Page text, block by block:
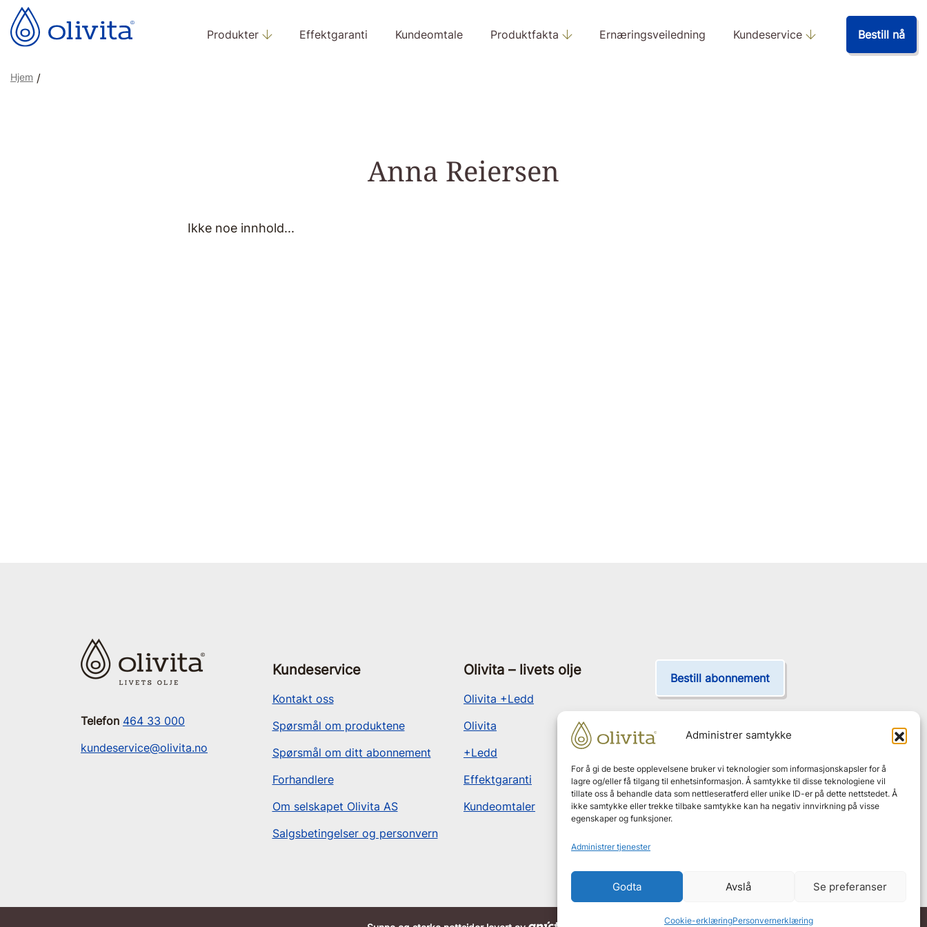
Administrer samtykke
For å gi de beste opplevelsene bruker vi teknologier som informasjonskapsler for å
lagre og/eller få tilgang til enhetsinformasjon. Å samtykke til disse teknologiene vil
tillate oss å behandle data som nettleseratferd eller unike ID-er på dette nettstedet. Å
ikke samtykke eller trekke tilbake samtykke kan ha negativ innvirkning på visse
egenskaper og funksjoner.
Administrer tjenester
Godta Avslå Se preferanser
Cookie-erklæringPersonvernerklæring
Produkter Effektgaranti Kundeomtale Produktfakta Ernæringsveiledning Kundeservice Bestill nå
Hjem /
Anna Reiersen
Ikke noe innhold...
Telefon 464 33 000
kundeservice@olivita.no
Kundeservice
Kontakt oss
Spørsmål om produktene
Spørsmål om ditt abonnement
Forhandlere
Om selskapet Olivita AS
Salgsbetingelser og personvern
Olivita – livets olje
Olivita +Ledd
Olivita
+Ledd
Effektgaranti
Kundeomtaler
Bestill abonnement
Leveres hjem annenhver måned
Ingen bindingstid